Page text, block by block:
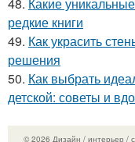
редкие книги
49. Как украсить
решения
50. Как выбрать
детской: советы и
© 2026 Дизайн / интерьер /